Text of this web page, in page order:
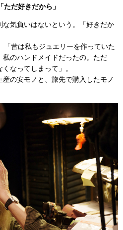
だ好きだから」
な気負いはないという。「好きだか
昔は私もジュエリーを作っていた
のハンドメイドだったの。ただ
なってしまって」。
の安モノと、旅先で購入したモノ